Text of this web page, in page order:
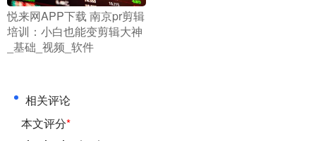
​悦来网APP下载 南京pr剪辑
培训：小白也能变剪辑大神
_基础_视频_软件
相关评论
本文评分*